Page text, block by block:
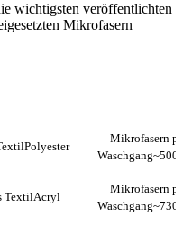
wichtigsten veröffentlichten
Mikrofasern
Polyester
Mikrofasern
Waschgang
TextilAcryl
Mikrofasern
Waschgang